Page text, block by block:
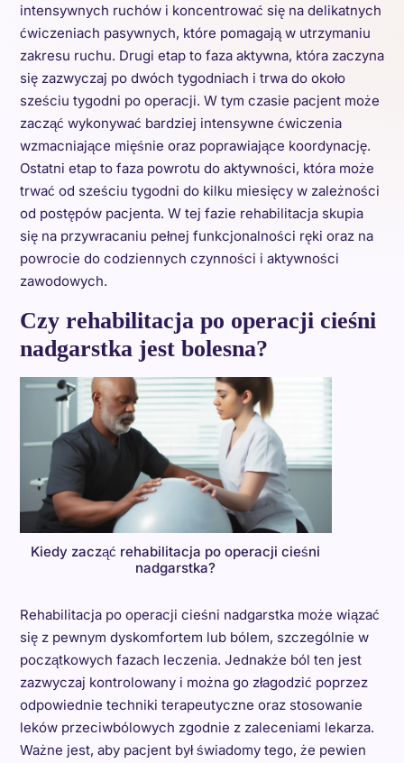
intensywnych ruchów i koncentrować się na delikatnych
ćwiczeniach pasywnych, które pomagają w utrzymaniu
zakresu ruchu. Drugi etap to faza aktywna, która zaczyna
się zazwyczaj po dwóch tygodniach i trwa do około
sześciu tygodni po operacji. W tym czasie pacjent może
zacząć wykonywać bardziej intensywne ćwiczenia
wzmacniające mięśnie oraz poprawiające koordynację.
Ostatni etap to faza powrotu do aktywności, która może
trwać od sześciu tygodni do kilku miesięcy w zależności
od postępów pacjenta. W tej fazie rehabilitacja skupia
się na przywracaniu pełnej funkcjonalności ręki oraz na
powrocie do codziennych czynności i aktywności
zawodowych.
Czy rehabilitacja po operacji cieśni
nadgarstka jest bolesna?
Kiedy zacząć rehabilitacja po operacji cieśni
nadgarstka?
Rehabilitacja po operacji cieśni nadgarstka może wiązać
się z pewnym dyskomfortem lub bólem, szczególnie w
początkowych fazach leczenia. Jednakże ból ten jest
zazwyczaj kontrolowany i można go złagodzić poprzez
odpowiednie techniki terapeutyczne oraz stosowanie
leków przeciwbólowych zgodnie z zaleceniami lekarza.
Ważne jest, aby pacjent był świadomy tego, że pewien